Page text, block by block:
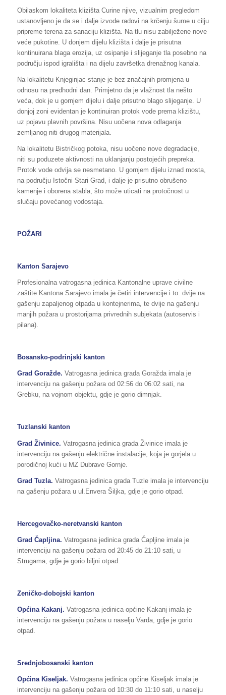
Obilaskom lokaliteta klizišta Curine njive, vizualnim pregledom
ustanovljeno je da se i dalje izvode radovi na krčenju šume u cilju
pripreme terena za sanaciju klizišta. Na tlu nisu zabilježene nove
veće pukotine. U donjem dijelu klizišta i dalje je prisutna
kontinuirana blaga erozija, uz osipanje i slijeganje tla posebno na
području ispod igrališta i na dijelu završetka drenažnog kanala.
Na lokalitetu Knjeginjac stanje je bez značajnih promjena u
odnosu na predhodni dan. Primjetno da je vlažnost tla nešto
veća, dok je u gornjem dijelu i dalje prisutno blago slijeganje. U
donjoj zoni evidentan je kontinuiran protok vode prema klizištu,
uz pojavu plavnih površina. Nisu uočena nova odlaganja
zemljanog niti drugog materijala.
Na lokalitetu Bistričkog potoka, nisu uočene nove degradacije,
niti su poduzete aktivnosti na uklanjanju postojećih prepreka.
Protok vode odvija se nesmetano. U gornjem dijelu iznad mosta,
na području Istočni Stari Grad, i dalje je prisutno obrušeno
kamenje i oborena stabla, što može uticati na protočnost u
slučaju povećanog vodostaja.
POŽARI
Kanton Sarajevo
Profesionalna vatrogasna jedinica Kantonalne uprave civilne
zaštite Kantona Sarajevo imala je četiri intervencije i to: dvije na
gašenju zapaljenog otpada u kontejnerima, te dvije na gašenju
manjih požara u prostorijama privrednih subjekata (autoservis i
pilana).
Bosansko-podrinjski kanton
Grad Goražde. Vatrogasna jedinica grada Goražda imala je
intervenciju na gašenju požara od 02:56 do 06:02 sati, na
Grebku, na vojnom objektu, gdje je gorio dimnjak.
Tuzlanski kanton
Grad Živinice. Vatrogasna jedinica grada Živinice imala je
intervenciju na gašenju električne instalacije, koja je gorjela u
porodičnoj kući u MZ Dubrave Gornje.
Grad Tuzla. Vatrogasna jedinica grada Tuzle imala je intervenciju
na gašenju požara u ul.Envera Šiljka, gdje je gorio otpad.
Hercegovačko-neretvanski kanton
Grad Čapljina. Vatrogasna jedinica grada Čapljine imala je
intervenciju na gašenju požara od 20:45 do 21:10 sati, u
Strugama, gdje je gorio biljni otpad.
Zeničko-dobojski kanton
Općina Kakanj. Vatrogasna jedinica općine Kakanj imala je
intervenciju na gašenju požara u naselju Varda, gdje je gorio
otpad.
Srednjobosanski kanton
Općina Kiseljak. Vatrogasna jedinica općine Kiseljak imala je
intervenciju na gašenju požara od 10:30 do 11:10 sati, u naselju